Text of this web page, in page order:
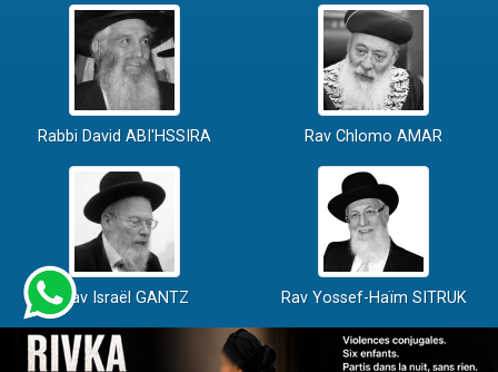
Rabbi David ABI'HSSIRA Rav Chlomo AMAR
Rav Israël GANTZ Rav Yossef-Haïm SITRUK